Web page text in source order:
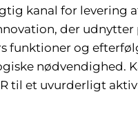
kanal for levering
der udnytter
funktioner og
nødvendighed.
til et uvurderligt aktiv